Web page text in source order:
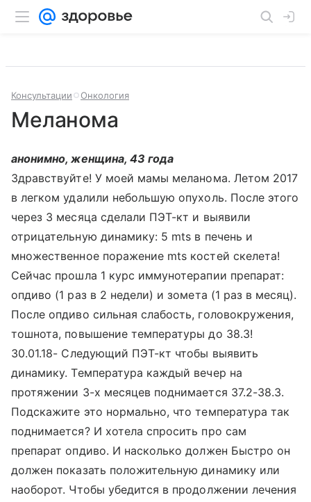
Консультации Онкология
Меланома
анонимно, женщина, 43 года
Здравствуйте! У моей мамы меланома. Летом 2017
в легком удалили небольшую опухоль. После этого
через 3 месяца сделали ПЭТ-кт и выявили
отрицательную динамику: 5 mts в печень и
множественное поражение mts костей скелета!
Сейчас прошла 1 курс иммунотерапии препарат:
опдиво (1 раз в 2 недели) и зомета (1 раз в месяц).
После опдиво сильная слабость, головокружения,
тошнота, повышение температуры до 38.3!
30.01.18- Следующий ПЭТ-кт чтобы выявить
динамику. Температура каждый вечер на
протяжении 3-х месяцев поднимается 37.2-38.3.
Подскажите это нормально, что температура так
поднимается? И хотела спросить про сам
препарат опдиво. И насколько должен Быстро он
должен показать положительную динамику или
наоборот. Чтобы убедится в продолжении лечения